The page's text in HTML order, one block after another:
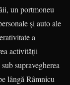
un portmoneu
și auto ale
a
activităţii
supravegherea
lângă Râmnicu